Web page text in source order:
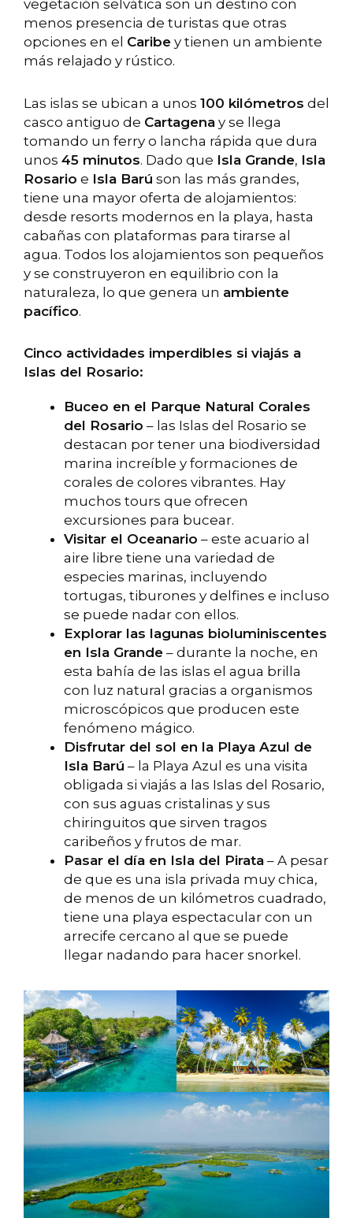
vegetación selvática son un destino con
menos presencia de turistas que otras
opciones en el Caribe y tienen un ambiente
más relajado y rústico.
Las islas se ubican a unos 100 kilómetros del
casco antiguo de Cartagena y se llega
tomando un ferry o lancha rápida que dura
unos 45 minutos. Dado que Isla Grande, Isla
Rosario e Isla Barú son las más grandes,
tiene una mayor oferta de alojamientos:
desde resorts modernos en la playa, hasta
cabañas con plataformas para tirarse al
agua. Todos los alojamientos son pequeños
y se construyeron en equilibrio con la
naturaleza, lo que genera un ambiente
pacífico.
Cinco actividades imperdibles si viajás a
Islas del Rosario:
Buceo en el Parque Natural Corales
del Rosario – las Islas del Rosario se
destacan por tener una biodiversidad
marina increíble y formaciones de
corales de colores vibrantes. Hay
muchos tours que ofrecen
excursiones para bucear.
Visitar el Oceanario – este acuario al
aire libre tiene una variedad de
especies marinas, incluyendo
tortugas, tiburones y delfines e incluso
se puede nadar con ellos.
Explorar las lagunas bioluminiscentes
en Isla Grande – durante la noche, en
esta bahía de las islas el agua brilla
con luz natural gracias a organismos
microscópicos que producen este
fenómeno mágico.
Disfrutar del sol en la Playa Azul de
Isla Barú – la Playa Azul es una visita
obligada si viajás a las Islas del Rosario,
con sus aguas cristalinas y sus
chiringuitos que sirven tragos
caribeños y frutos de mar.
Pasar el día en Isla del Pirata – A pesar
de que es una isla privada muy chica,
de menos de un kilómetros cuadrado,
tiene una playa espectacular con un
arrecife cercano al que se puede
llegar nadando para hacer snorkel.